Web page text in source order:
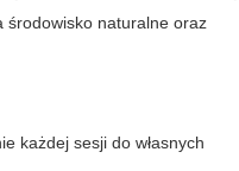
środowisko naturalne oraz
każdej sesji do własnych